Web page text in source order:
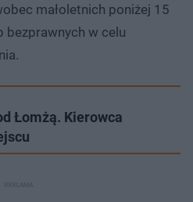
małoletnich poniżej 15
bezprawnych w celu
Łomżą. Kierowca